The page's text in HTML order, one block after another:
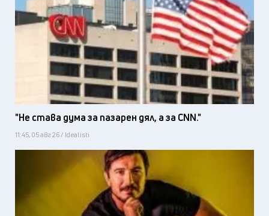
"Не става дума за пазарен дял, а за CNN."
11:45, 05 авг 26 / Idealisti